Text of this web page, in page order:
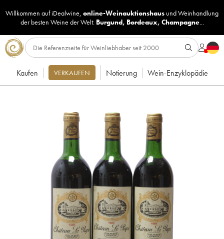
Willkommen auf iDealwine, online-Weinauktionshaus undWeinhandlung
der besten Weine der Welt: Burgund, Bordeaux, Champagne...
Kaufen VERKAUFEN Notierung Wein-Enzyklopädie